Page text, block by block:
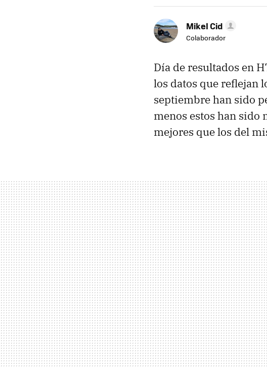
Mikel Cid
Colaborador
Día de resultados en
los datos que reflejan
septiembre han sido
menos estos han sido
mejores que los del